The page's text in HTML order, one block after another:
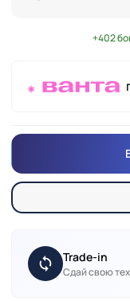
+402
Trade-in
Сдай свою